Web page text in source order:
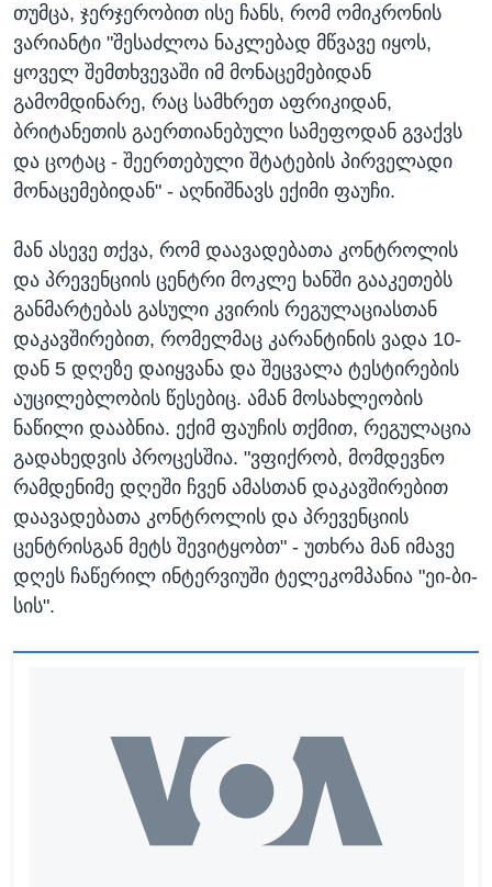
თუმცა, ჯერჯერობით ისე ჩანს, რომ ომიკრონის
ვარიანტი "შესაძლოა ნაკლებად მწვავე იყოს,
ყოველ შემთხვევაში იმ მონაცემებიდან
გამომდინარე, რაც სამხრეთ აფრიკიდან,
ბრიტანეთის გაერთიანებული სამეფოდან გვაქვს
და ცოტაც - შეერთებული შტატების პირველადი
მონაცემებიდან" - აღნიშნავს ექიმი ფაუჩი.
მან ასევე თქვა, რომ დაავადებათა კონტროლის
და პრევენციის ცენტრი მოკლე ხანში გააკეთებს
განმარტებას გასული კვირის რეგულაციასთან
დაკავშირებით, რომელმაც კარანტინის ვადა 10-
დან 5 დღეზე დაიყვანა და შეცვალა ტესტირების
აუცილებლობის წესებიც. ამან მოსახლეობის
ნაწილი დააბნია. ექიმ ფაუჩის თქმით, რეგულაცია
გადახედვის პროცესშია. "ვფიქრობ, მომდევნო
რამდენიმე დღეში ჩვენ ამასთან დაკავშირებით
დაავადებათა კონტროლის და პრევენციის
ცენტრისგან მეტს შევიტყობთ" - უთხრა მან იმავე
დღეს ჩაწერილ ინტერვიუში ტელეკომპანია "ეი-ბი-
სის".